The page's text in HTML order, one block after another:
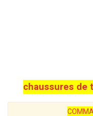
chaussures de